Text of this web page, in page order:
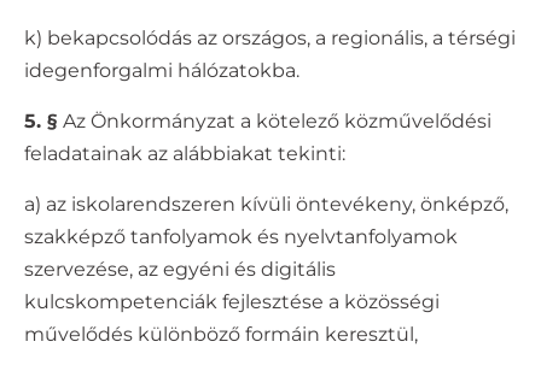
k) bekapcsolódás az országos, a regionális, a térségi
idegenforgalmi hálózatokba.
5. § Az Önkormányzat a kötelező közművelődési
feladatainak az alábbiakat tekinti:
a) az iskolarendszeren kívüli öntevékeny, önképző,
szakképző tanfolyamok és nyelvtanfolyamok
szervezése, az egyéni és digitális
kulcskompetenciák fejlesztése a közösségi
művelődés különböző formáin keresztül,